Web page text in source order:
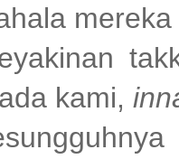
kami,